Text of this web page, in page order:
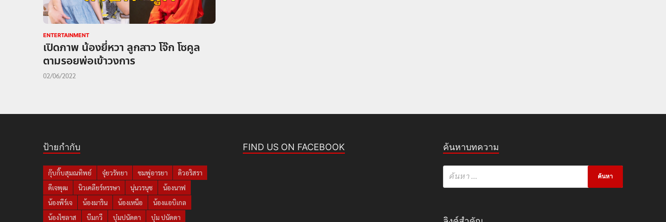
ENTERTAINMENT
เปิดภาพ น้องยี่หวา ลูกสาว โจ๊ก โซคูล
ตามรอยพ่อเข้าวงการ
02/06/2022
ป้ายกำกับ
กุ๊บกิ๊บสุมณทิพย์ จุ๋ยวรัทยา ชมพู่อารยา
ดิวอริสรา
ดีเจพุฒ
นิวเคลียร์หรรษา นุ่นวรนุช
น้องนาฟ
น้องพีร์เจ
น้องมาริน น้องเหนือ
น้องแอบิเกล
น้องไซลาส
บีมกวี บุ๋มปนัดดา บุ๋ม ปนัดดา
FIND US ON FACEBOOK ค้นหาบทความ